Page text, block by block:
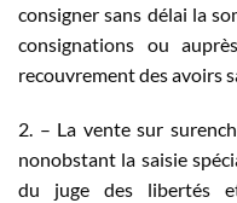
consigner sans délai la
consignations ou
recouvrement des avoirs
2. – La vente sur
nonobstant la saisie
du juge des libertés